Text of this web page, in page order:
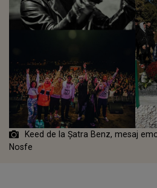
Keed de la Șatra Benz, mesaj
Nosfe